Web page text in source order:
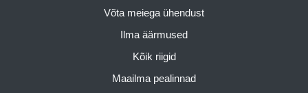
Võta meiega ühendust
Ilma äärmused
Kõik riigid
Maailma pealinnad